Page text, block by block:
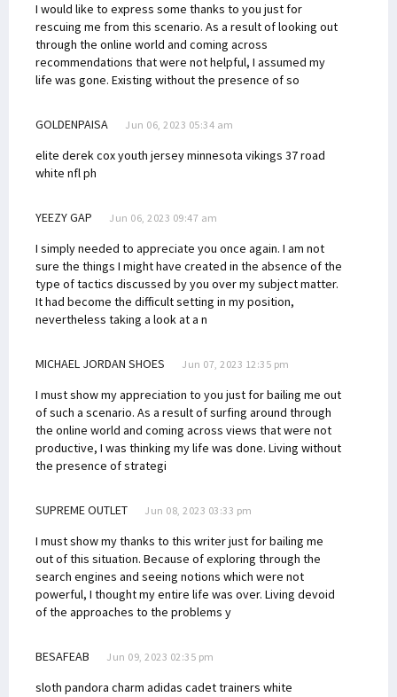
I would like to express some thanks to you just for
rescuing me from this scenario. As a result of looking out
through the online world and coming across
recommendations that were not helpful, I assumed my
life was gone. Existing without the presence of so
GOLDENPAISA Jun 06, 2023 05:34 am
elite derek cox youth jersey minnesota vikings 37 road
white nflph
YEEZY GAP Jun 06, 2023 09:47 am
I simply needed to appreciate you once again. I am not
sure the things I might have created in the absence of the
type of tactics discussed by you over my subject matter.
It had become the difficult setting in my position,
nevertheless taking a look at a n
MICHAEL JORDAN SHOES Jun 07, 2023 12:35 pm
I must show my appreciation to you just for bailing me out
of such a scenario. As a result of surfing around through
the online world and coming across views that were not
productive, I was thinking my life was done. Living without
the presence of strategi
SUPREME OUTLET Jun 08, 2023 03:33 pm
I must show my thanks to this writer just for bailing me
out of this situation. Because of exploring through the
search engines and seeing notions which were not
powerful, I thought my entire life was over. Living devoid
of the approaches to the problems y
BESAFEAB Jun 09, 2023 02:35 pm
sloth pandora charm adidas cadet trainers white